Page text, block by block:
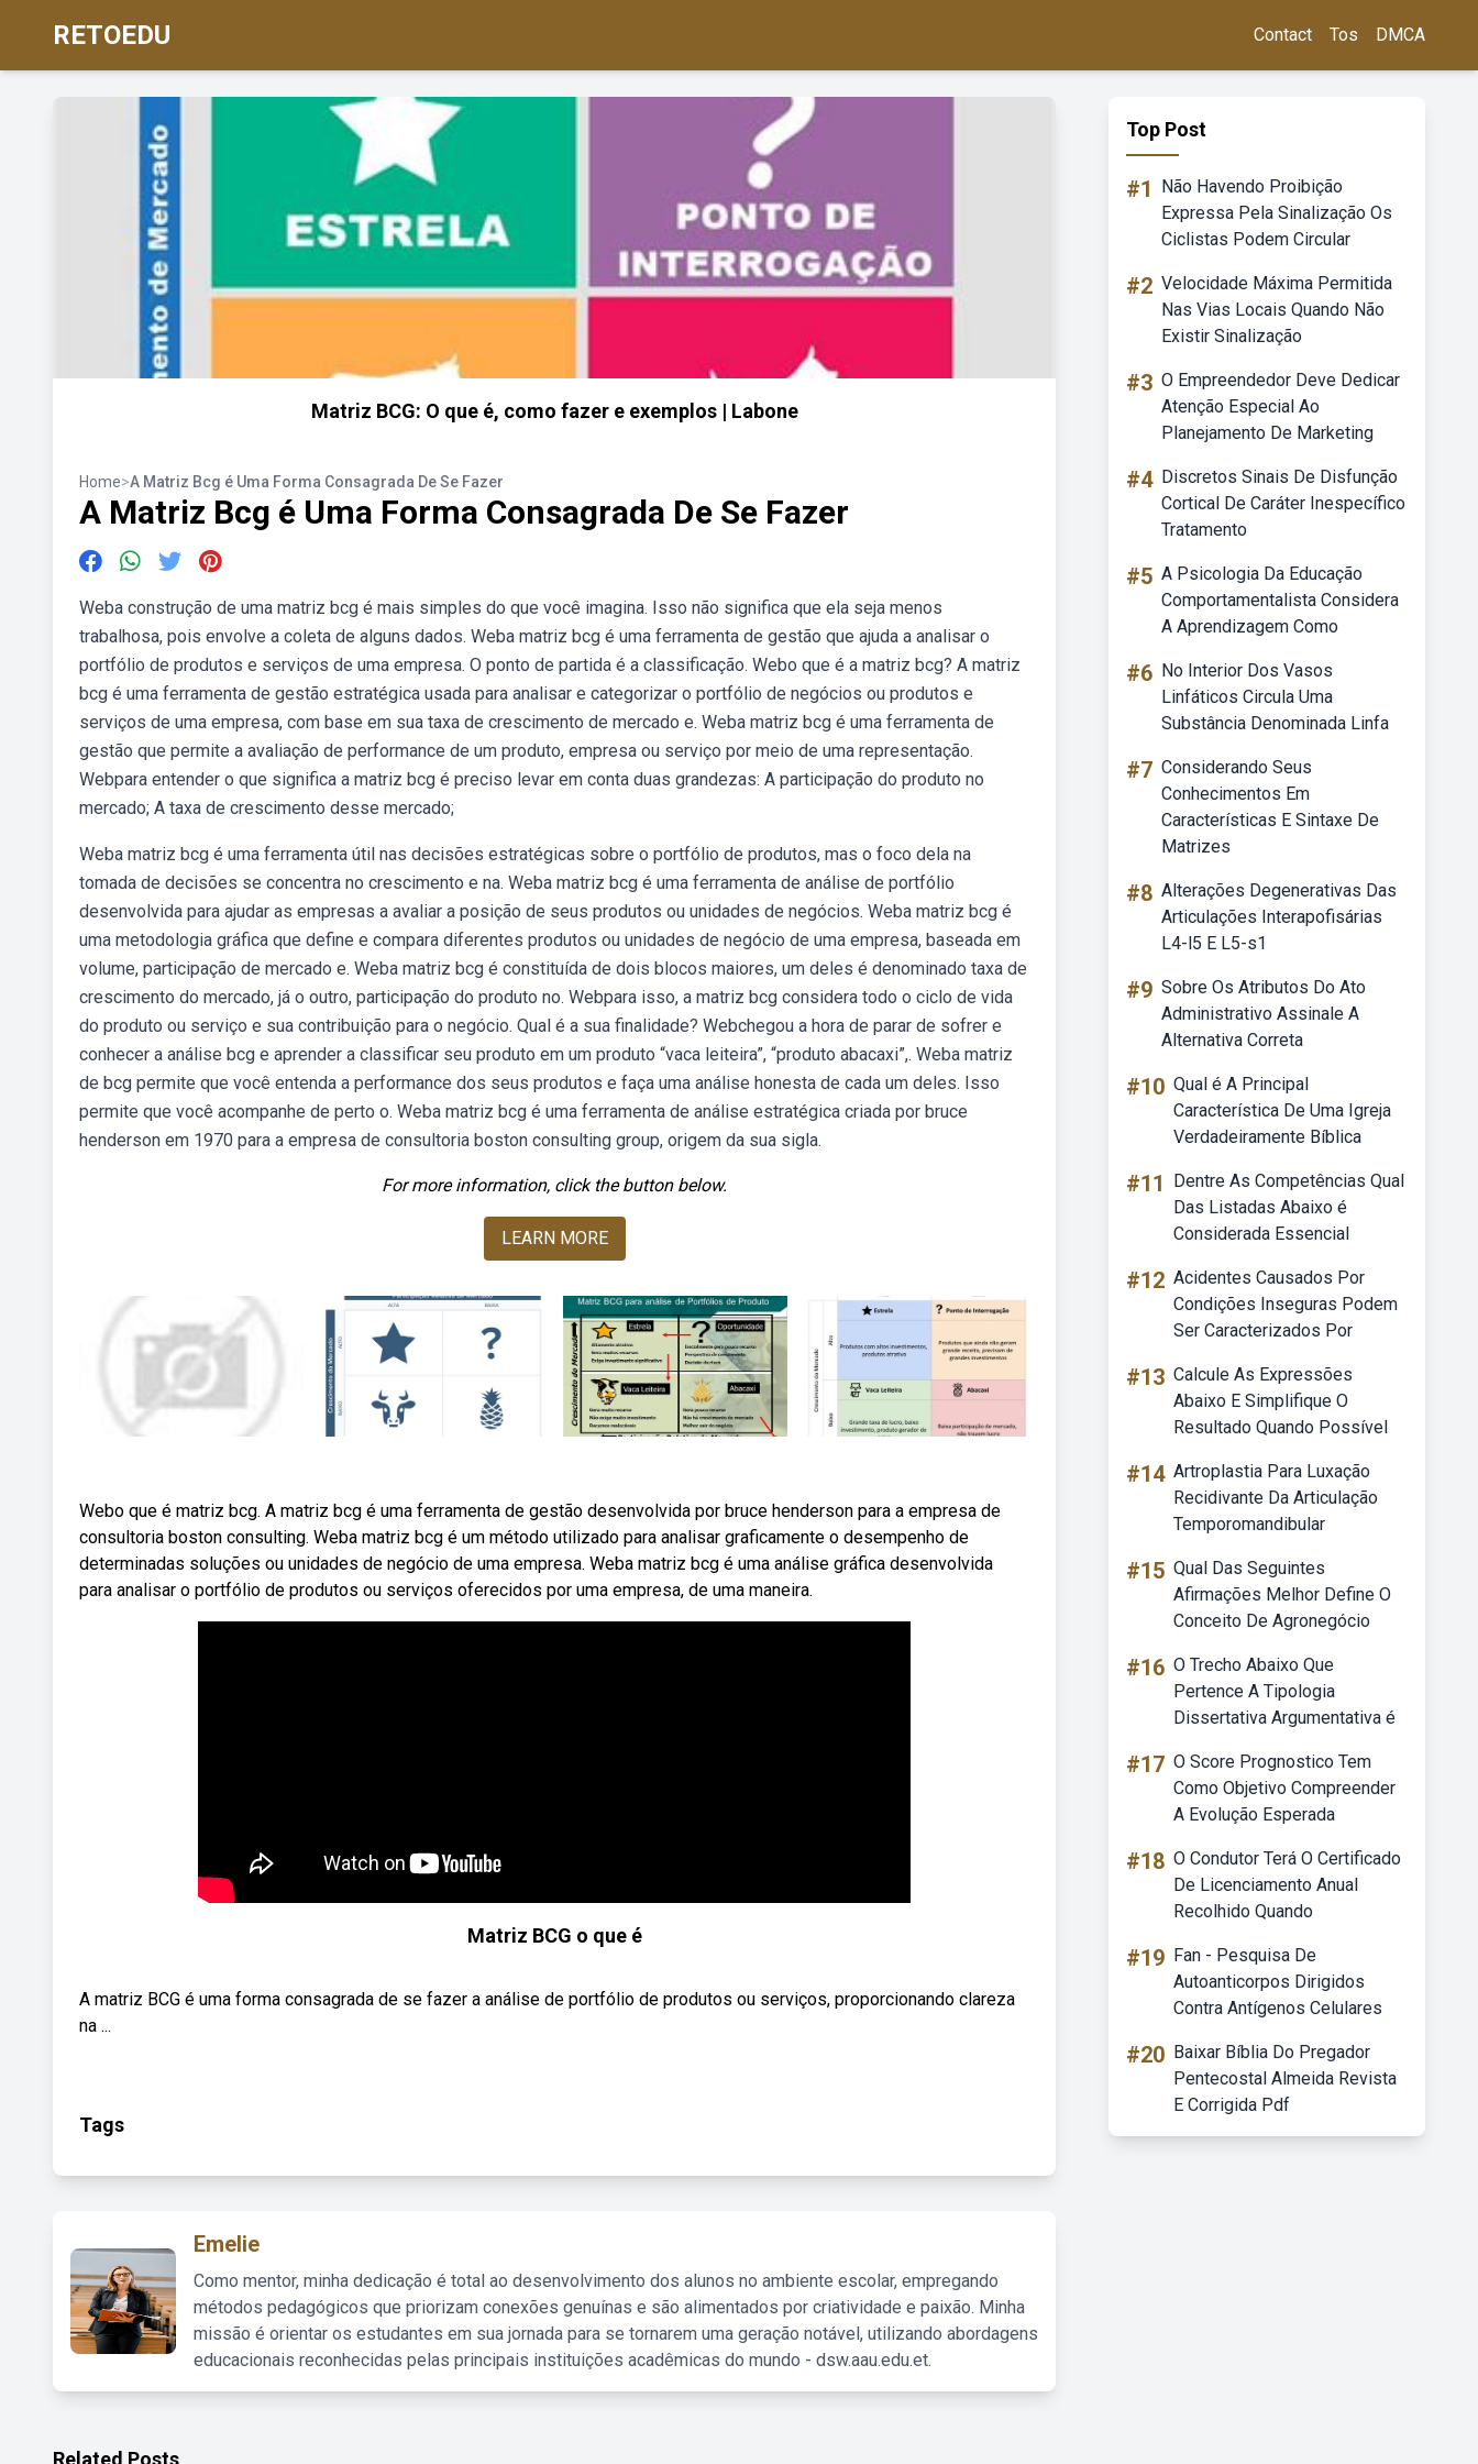
RETOEDU Contact Tos DMCA
Matriz BCG: O que é, como fazer e exemplos | Labone
Home>A Matriz Bcg é Uma Forma Consagrada De Se Fazer
A Matriz Bcg é Uma Forma Consagrada De Se Fazer
Weba construção de uma matriz bcg é mais simples do que você imagina. Isso não significa que ela seja menos
trabalhosa, pois envolve a coleta de alguns dados. Weba matriz bcg é uma ferramenta de gestão que ajuda a analisar o
portfólio de produtos e serviços de uma empresa. O ponto de partida é a classificação. Webo que é a matriz bcg? A matriz
bcg é uma ferramenta de gestão estratégica usada para analisar e categorizar o portfólio de negócios ou produtos e
serviços de uma empresa, com base em sua taxa de crescimento de mercado e. Weba matriz bcg é uma ferramenta de
gestão que permite a avaliação de performance de um produto, empresa ou serviço por meio de uma representação.
Webpara entender o que significa a matriz bcg é preciso levar em conta duas grandezas: A participação do produto no
mercado; A taxa de crescimento desse mercado;
Weba matriz bcg é uma ferramenta útil nas decisões estratégicas sobre o portfólio de produtos, mas o foco dela na
tomada de decisões se concentra no crescimento e na. Weba matriz bcg é uma ferramenta de análise de portfólio
desenvolvida para ajudar as empresas a avaliar a posição de seus produtos ou unidades de negócios. Weba matriz bcg é
uma metodologia gráfica que define e compara diferentes produtos ou unidades de negócio de uma empresa, baseada em
volume, participação de mercado e. Weba matriz bcg é constituída de dois blocos maiores, um deles é denominado taxa de
crescimento do mercado, já o outro, participação do produto no. Webpara isso, a matriz bcg considera todo o ciclo de vida
do produto ou serviço e sua contribuição para o negócio. Qual é a sua finalidade? Webchegou a hora de parar de sofrer e
conhecer a análise bcg e aprender a classificar seu produto em um produto “vaca leiteira”, “produto abacaxi”,. Weba matriz
de bcg permite que você entenda a performance dos seus produtos e faça uma análise honesta de cada um deles. Isso
permite que você acompanhe de perto o. Weba matriz bcg é uma ferramenta de análise estratégica criada por bruce
henderson em 1970 para a empresa de consultoria boston consulting group, origem da sua sigla.
For more information, click the button below.
LEARN MORE
Webo que é matriz bcg. A matriz bcg é uma ferramenta de gestão desenvolvida por bruce henderson para a empresa de
consultoria boston consulting. Weba matriz bcg é um método utilizado para analisar graficamente o desempenho de
determinadas soluções ou unidades de negócio de uma empresa. Weba matriz bcg é uma análise gráfica desenvolvida
para analisar o portfólio de produtos ou serviços oferecidos por uma empresa, de uma maneira.
Matriz BCG o que é
A matriz BCG é uma forma consagrada de se fazer a análise de portfólio de produtos ou serviços, proporcionando clareza
na ...
Tags
Emelie
Como mentor, minha dedicação é total ao desenvolvimento dos alunos no ambiente escolar, empregando
métodos pedagógicos que priorizam conexões genuínas e são alimentados por criatividade e paixão. Minha
missão é orientar os estudantes em sua jornada para se tornarem uma geração notável, utilizando abordagens
educacionais reconhecidas pelas principais instituições acadêmicas do mundo - dsw.aau.edu.et.
Top Post
#1
Não Havendo Proibição
Expressa Pela Sinalização Os
Ciclistas Podem Circular
#2 Velocidade Máxima Permitida
Nas Vias Locais Quando Não
Existir Sinalização
#3 O Empreendedor Deve Dedicar
Atenção Especial Ao
Planejamento De Marketing
#4 Discretos Sinais De Disfunção
Cortical De Caráter Inespecífico
Tratamento
#5 A Psicologia Da Educação
Comportamentalista Considera
A Aprendizagem Como
#6 No Interior Dos Vasos
Linfáticos Circula Uma
Substância Denominada Linfa
#7 Considerando Seus
Conhecimentos Em
Características E Sintaxe De
Matrizes
#8 Alterações Degenerativas Das
Articulações Interapofisárias
L4-l5 E L5-s1
#9 Sobre Os Atributos Do Ato
Administrativo Assinale A
Alternativa Correta
#10 Qual é A Principal
Característica De Uma Igreja
Verdadeiramente Bíblica
#11
Dentre As Competências Qual
Das Listadas Abaixo é
Considerada Essencial
#12 Acidentes Causados Por
Condições Inseguras Podem
Ser Caracterizados Por
#13 Calcule As Expressões
Abaixo E Simplifique O
Resultado Quando Possível
#14 Artroplastia Para Luxação
Recidivante Da Articulação
Temporomandibular
#15 Qual Das Seguintes
Afirmações Melhor Define O
Conceito De Agronegócio
#16 O Trecho Abaixo Que
Pertence A Tipologia
Dissertativa Argumentativa é
#17 O Score Prognostico Tem
Como Objetivo Compreender
A Evolução Esperada
#18 O Condutor Terá O Certificado
De Licenciamento Anual
Recolhido Quando
#19 Fan - Pesquisa De
Autoanticorpos Dirigidos
Contra Antígenos Celulares
#20 Baixar Bíblia Do Pregador
Pentecostal Almeida Revista
E Corrigida Pdf
Related Posts